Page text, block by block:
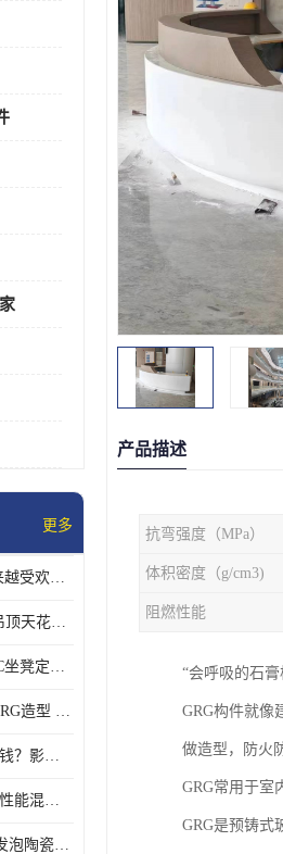
更多
为什么GRC幕墙越来越受欢迎？一起来了解GRC幕墙
顺德华侨城湖GRG吊顶天花GRG材料定制厂家饰纪上品
东莞石马河公园GRC坐凳定制选择广东饰纪上品GRC构件厂家
厦门新体育比赛馆GRG造型 GRG材料 广东GRG厂家
UHPC板每平方多少钱？影响价格的关键因素解析
全面剖析UHPC超高性能混凝土：优势显著，劣势何在？
湘潭发泡陶瓷墙板 发泡陶瓷装饰构件 轻质高强：密度低但抗压强度高
产品描述
抗弯强度（MPa）
体积密度（g/cm3)
阻燃性能
‌“会呼吸的石膏
GRG构件就像
做造型，防火
GRG常用于室
GRG是预铸式